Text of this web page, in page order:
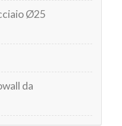
Ø25
da